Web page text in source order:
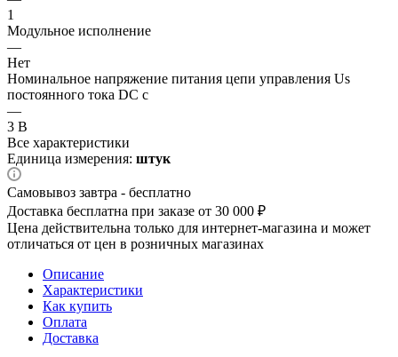
1
Модульное исполнение
—
Нет
Номинальное напряжение питания цепи управления Us
постоянного тока DC с
—
3 В
Все характеристики
Единица измерения: штук
Самовывоз завтра - бесплатно
Доставка бесплатна при заказе от 30 000 ₽
Цена действительна только для интернет-магазина и может
отличаться от цен в розничных магазинах
Описание
Характеристики
Как купить
Оплата
Доставка